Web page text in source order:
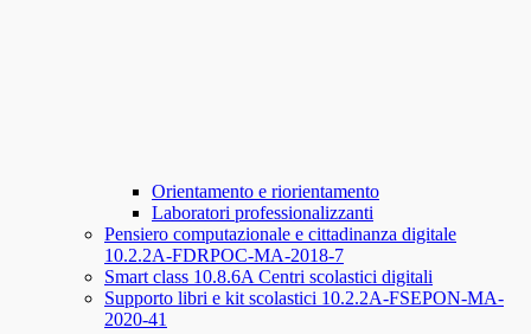
Orientamento e riorientamento
Laboratori professionalizzanti
Pensiero computazionale e cittadinanza digitale
10.2.2A-FDRPOC-MA-2018-7
Smart class 10.8.6A Centri scolastici digitali
Supporto libri e kit scolastici 10.2.2A-FSEPON-MA-
2020-41